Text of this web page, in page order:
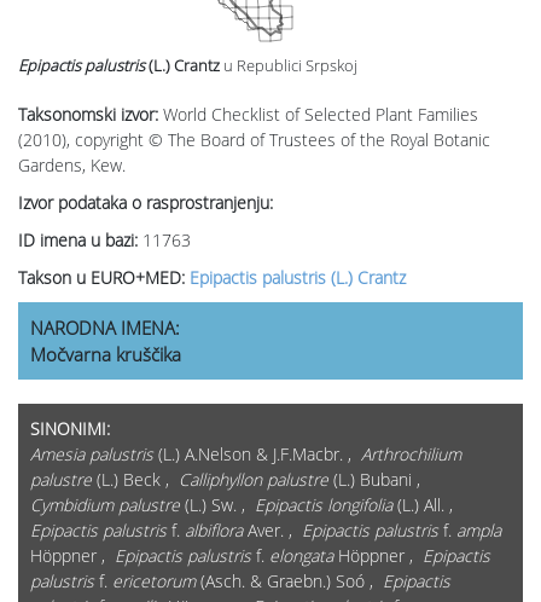
Taksonomski izvor: World Checklist of Selected Plant Families
(2010), copyright © The Board of Trustees of the Royal Botanic
Gardens, Kew.
Izvor podataka o rasprostranjenju:
ID imena u bazi: 11763
Takson u EURO+MED: Epipactis palustris (L.) Crantz
Epipactis palustris(L.) Crantz u Republici Srpskoj
NARODNA IMENA:
Močvarna kruščika
SINONIMI:
Amesia palustris (L.) A.Nelson & J.F.Macbr. , Arthrochilium
palustre (L.) Beck , Calliphyllon palustre (L.) Bubani ,
Cymbidium palustre (L.) Sw. , Epipactis longifolia(L.) All. ,
Epipactis palustris f. albifloraAver. , Epipactis palustris f. ampla
Höppner , Epipactis palustris f. elongataHöppner , Epipactis
palustris f. ericetorum(Asch. & Graebn.) Soó , Epipactis